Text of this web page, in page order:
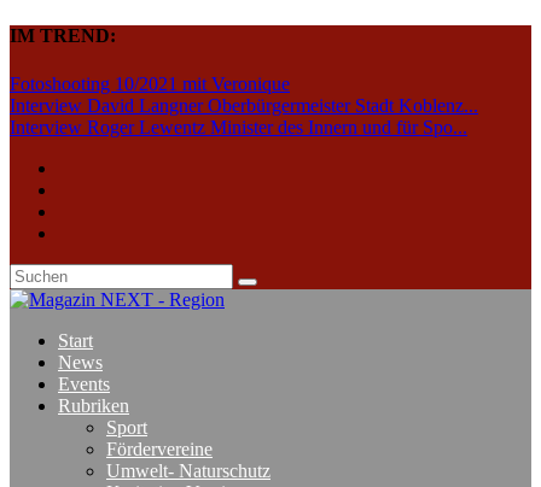
IM TREND:
Fotoshooting 10/2021 mit Veronique
Interview David Langner Oberbürgermeister Stadt Koblenz...
Interview Roger Lewentz Minister des Innern und für Spo...
Start
News
Events
Rubriken
Sport
Fördervereine
Umwelt- Naturschutz